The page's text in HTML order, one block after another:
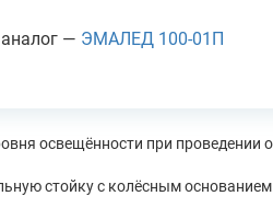
— ЭМАЛЕД 100-01П
освещённости при проведении
стойку с колёсным